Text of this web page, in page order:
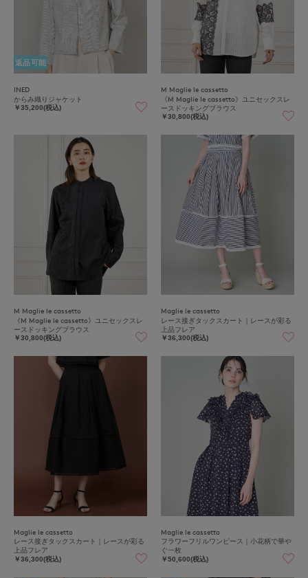
返品可能
INED
からみ織りジャケット
￥35,200(税込)
M Maglie le cassetto
《M Maglie le cassetto》ユニセックスレ
ースドッキングブラウス
￥30,800(税込)
M Maglie le cassetto
《M Maglie le cassetto》ユニセックスレ
ースドッキングブラウス
￥30,800(税込)
Maglie le cassetto
レース接ぎタックスカート｜レースが彩る
上品フレア
￥36,300(税込)
Maglie le cassetto
レース接ぎタックスカート｜レースが彩る
上品フレア
￥36,300(税込)
Maglie le cassetto
フラワーフリルワンピース｜小花柄で華や
ぐ一枚
￥50,600(税込)